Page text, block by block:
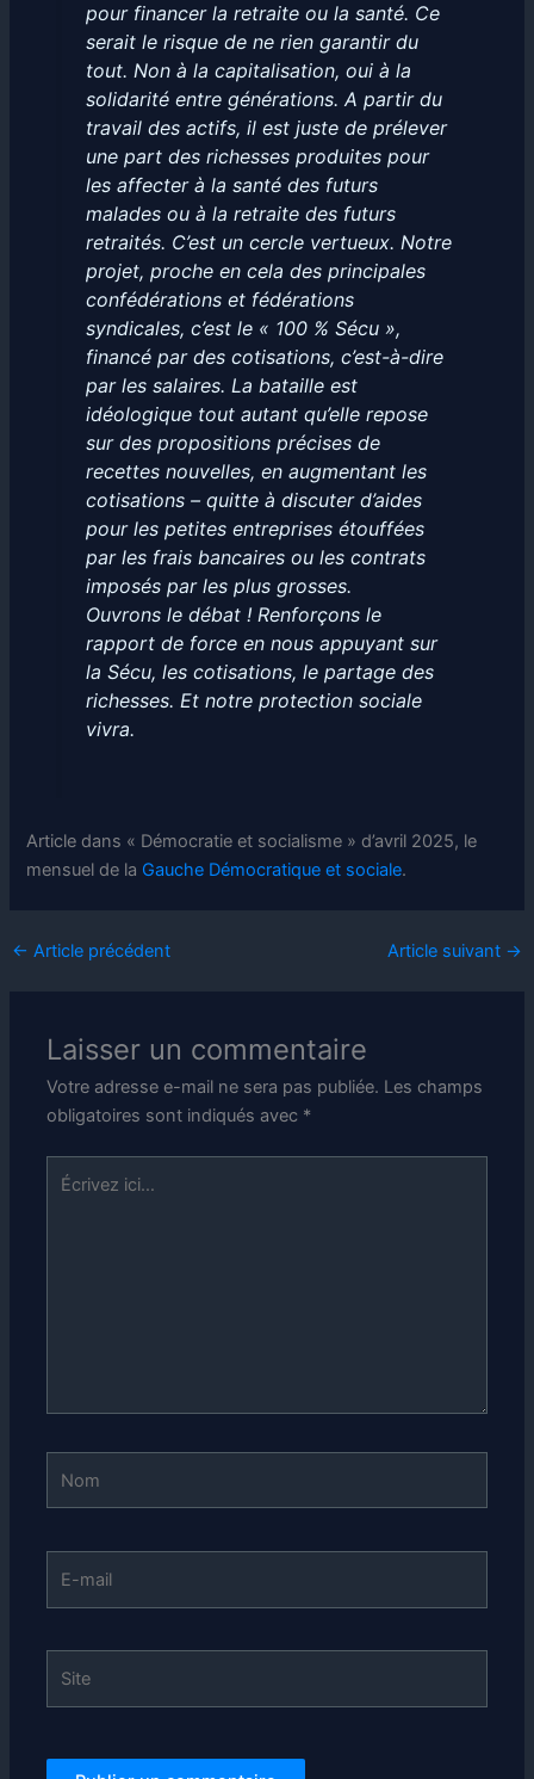
pour financer la retraite ou la santé. Ce
serait le risque de ne rien garantir du
tout. Non à la capitalisation, oui à la
solidarité entre générations. A partir du
travail des actifs, il est juste de prélever
une part des richesses produites pour
les affecter à la santé des futurs
malades ou à la retraite des futurs
retraités. C’est un cercle vertueux. Notre
projet, proche en cela des principales
confédérations et fédérations
syndicales, c’est le « 100 % Sécu »,
financé par des cotisations, c’est-à-dire
par les salaires. La bataille est
idéologique tout autant qu’elle repose
sur des propositions précises de
recettes nouvelles, en augmentant les
cotisations – quitte à discuter d’aides
pour les petites entreprises étouffées
par les frais bancaires ou les contrats
imposés par les plus grosses.
Ouvrons le débat ! Renforçons le
rapport de force en nous appuyant sur
la Sécu, les cotisations, le partage des
richesses. Et notre protection sociale
vivra.
Article dans « Démocratie et socialisme » d’avril 2025, le
mensuel de la Gauche Démocratique et sociale.
← Article précédent Article suivant →
Laisser un commentaire
Votre adresse e-mail ne sera pas publiée. Les champs
obligatoires sont indiqués avec *
Écrivez
ici…
mail